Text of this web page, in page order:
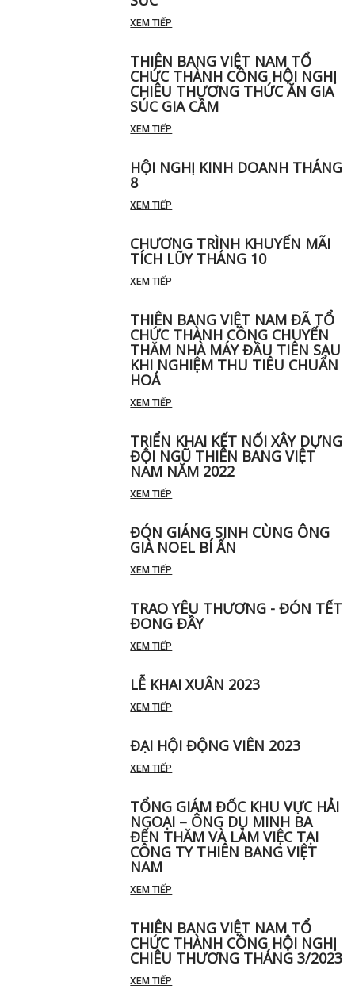
XEM TIẾP
THIÊN BANG VIỆT NAM TỔ
CHỨC THÀNH CÔNG HỘI NGHỊ
CHIÊU THƯƠNG THỨC ĂN GIA
SÚC GIA CẦM
XEM TIẾP
HỘI NGHỊ KINH DOANH THÁNG
8
XEM TIẾP
CHƯƠNG TRÌNH KHUYẾN MÃI
TÍCH LŨY THÁNG 10
XEM TIẾP
THIÊN BANG VIỆT NAM ĐÃ TỔ
CHỨC THÀNH CÔNG CHUYẾN
THĂM NHÀ MÁY ĐẦU TIÊN SAU
KHI NGHIỆM THU TIÊU CHUẨN
HOÁ
XEM TIẾP
TRIỂN KHAI KẾT NỐI XÂY DỰNG
ĐỘI NGŨ THIÊN BANG VIỆT
NAM NĂM 2022
XEM TIẾP
ĐÓN GIÁNG SINH CÙNG ÔNG
GIÀ NOEL BÍ ẨN
XEM TIẾP
TRAO YÊU THƯƠNG - ĐÓN TẾT
ĐONG ĐẦY
XEM TIẾP
LỄ KHAI XUÂN 2023
XEM TIẾP
ĐẠI HỘI ĐỘNG VIÊN 2023
XEM TIẾP
TỔNG GIÁM ĐỐC KHU VỰC HẢI
NGOẠI – ÔNG DỤ MINH BA
ĐẾN THĂM VÀ LÀM VIỆC TẠI
CÔNG TY THIÊN BANG VIỆT
NAM
XEM TIẾP
THIÊN BANG VIỆT NAM TỔ
CHỨC THÀNH CÔNG HỘI NGHỊ
CHIÊU THƯƠNG THÁNG 3/2023
XEM TIẾP